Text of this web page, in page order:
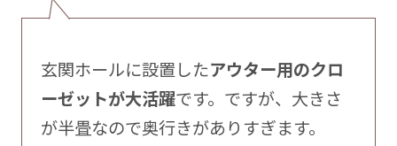
玄関ホールに設置したアウター用のクロ
ーゼットが大活躍です。ですが、大きさ
が半畳なので奥行きがありすぎます。